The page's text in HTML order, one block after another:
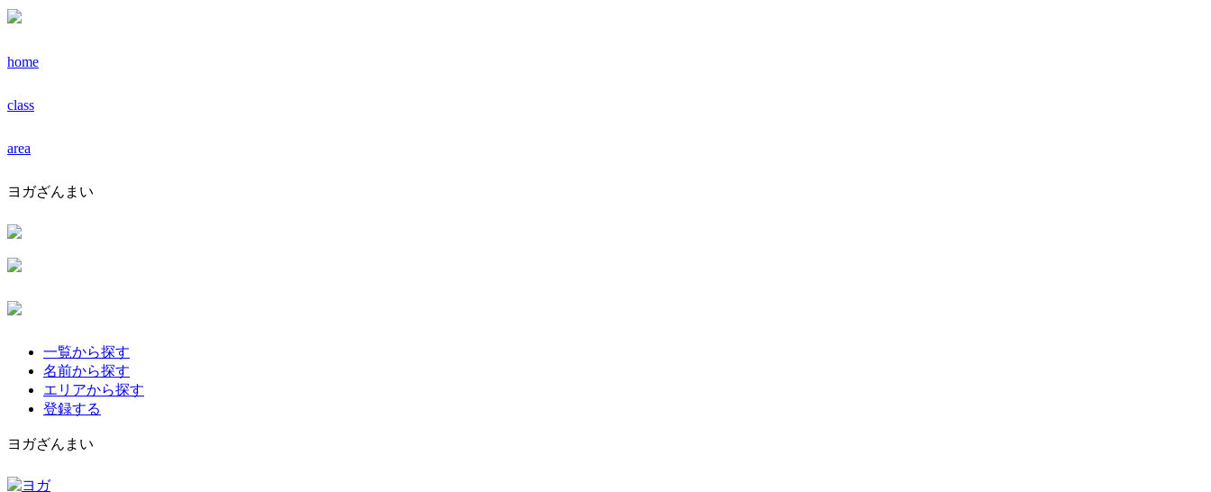
home
class
area
ヨガざんまい
一覧から探す
名前から探す
エリアから探す
登録する
ヨガざんまい